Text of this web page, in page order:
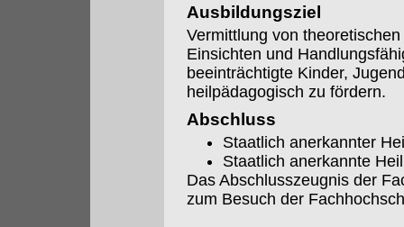
Ausbildungsziel
Vermittlung von
Einsichten und
beeinträchtigte Kinder,
heilpädagogisch zu fördern.
Abschluss
Staatlich anerkannter
Staatlich anerkannte
Das Abschlusszeugnis der
zum Besuch der